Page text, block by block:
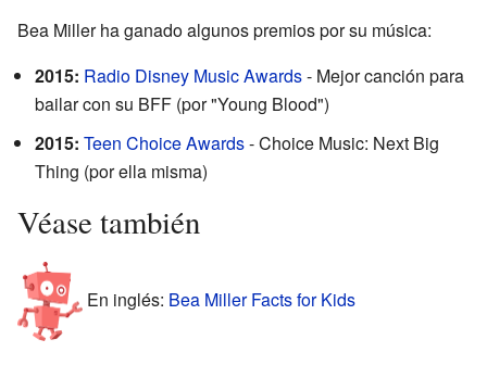
Bea Miller ha ganado algunos premios por su música:
2015: Radio Disney Music Awards- Mejor canción para
bailar con su BFF (por "Young Blood")
2015: Teen Choice Awards- Choice Music: Next Big
Thing (por ella misma)
Véase también
En inglés: Bea Miller Facts for Kids